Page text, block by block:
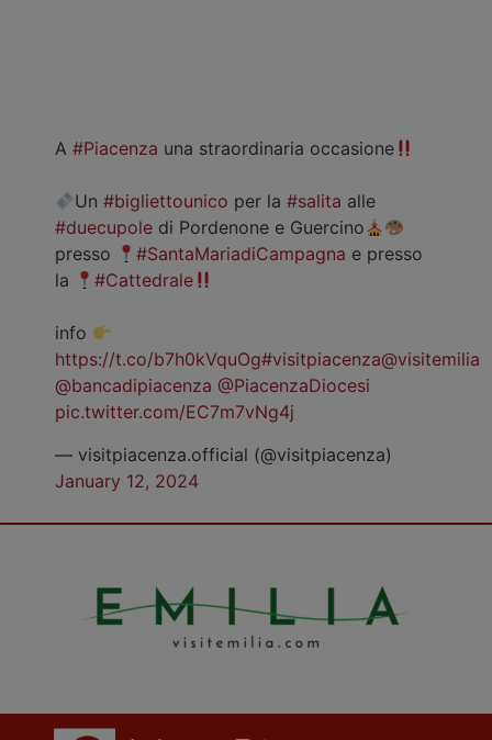
A #Piacenza una straordinaria occasione
Un#bigliettounico per la#salita alle
#duecupole di Pordenone e Guercino
presso
#SantaMariadiCampagna e presso
la
#Cattedrale
info
https://t.co/b7h0kVquOg#visitpiacenza@visitemilia
@bancadipiacenza @PiacenzaDiocesi
pic.twitter.com/EC7m7vNg4j
— visitpiacenza.official (@visitpiacenza)
January 12, 2024